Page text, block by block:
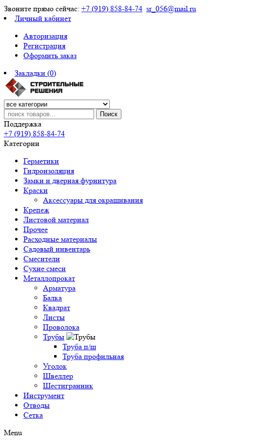
Звоните прямо сейчас: +7 (919) 858-84-74 sr_056@mail.ru
Личный кабинет
Авторизация
Регистрация
Оформить заказ
Закладки (0)
Поиск
Поддержка
+7 (919) 858-84-74
Категории
Герметики
Гидроизоляция
Замки и дверная фурнитура
Краски
Аксессуары для окрашивания
Крепеж
Листовой материал
Прочее
Расходные материалы
Садовый инвентарь
Смесители
Сухие смеси
Металлопрокат
Арматура
Балка
Квадрат
Листы
Проволока
Трубы
Труба п/ш
Труба профильная
Уголок
Швеллер
Шестигранник
Инструмент
Отводы
Сетка
Menu